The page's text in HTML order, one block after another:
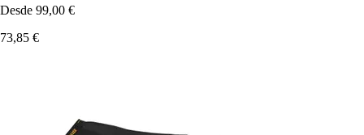
Desde 99,00 €
73,85 €